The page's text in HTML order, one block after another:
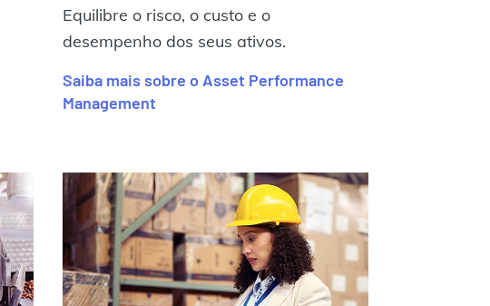
Equilibre o risco, o custo e o
desempenho dos seus ativos.
Saiba mais sobre o Asset Performance
Management